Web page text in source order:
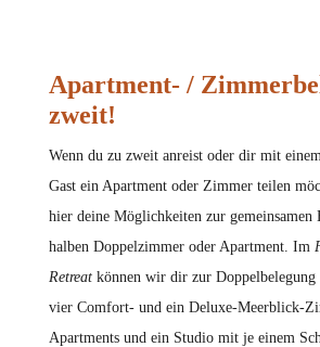
Apartment- /
zweit!
Wenn du zu zweit anreist oder dir mit
Gast ein Apartment oder Zimmer teilen
hier deine Möglichkeiten zur gemeinsamen
halben Doppelzimmer oder Apartment. Im
Retreatkönnen wir dir zur Doppelbelegung
vier Comfort- und ein Deluxe-Meerblick-
Apartments und ein Studio mit je einem